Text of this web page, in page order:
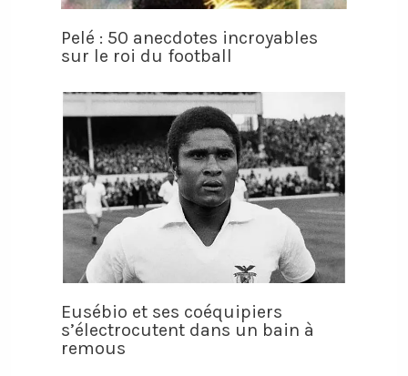
Pelé : 50 anecdotes incroyables
sur le roi du football
Eusébio et ses coéquipiers
s’électrocutent dans un bain à
remous